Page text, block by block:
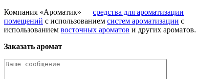
Компания «Ароматик» — средства для ароматизации
помещений с использованием систем ароматизации с
использованием восточных ароматов и других ароматов.
Заказать аромат